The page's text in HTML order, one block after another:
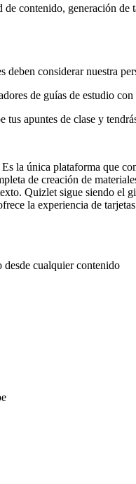
contenido, generación
considerar nuestra
de guías de estudio
tus apuntes de clase y
la única plataforma que
de creación de
Quizlet sigue siendo el
la experiencia de
cualquier contenido